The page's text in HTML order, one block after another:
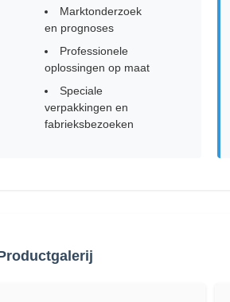
Marktonderzoek
en prognoses
Professionele
oplossingen op maat
Speciale
verpakkingen en
fabrieksbezoeken